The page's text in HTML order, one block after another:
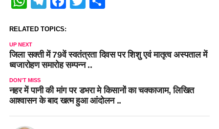
RELATED TOPICS:
UP NEXT
जिला सक्ती में 79वें स्वतंत्रता दिवस पर शिशु एवं मातृत्व अस्पताल में
ध्वजारोहण समारोह सम्पन्न ..
DON'T MISS
नहर में पानी की मांग पर डभरा मे किसानों का चक्काजाम, लिखित
आश्वासन के बाद खत्म हुआ आंदोलन ..